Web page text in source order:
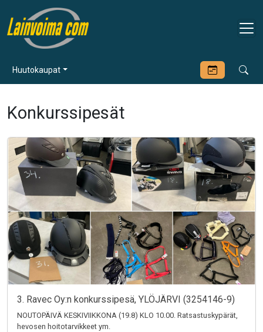
Huutokaupat
Konkurssipesät
3. Ravec Oy:n konkurssipesä, YLÖJÄRVI (3254146-9)
NOUTOPÄIVÄ KESKIVIIKKONA (19.8) KLO 10.00. Ratsastuskypärät,
hevosen hoitotarvikkeet ym.